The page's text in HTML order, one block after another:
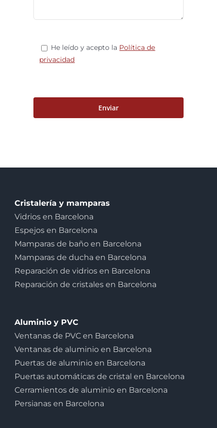
He leído y acepto la Política de
privacidad
Cristalería y mamparas
Vidrios en Barcelona
Espejos en Barcelona
Mamparas de baño en Barcelona
Mamparas de ducha en Barcelona
Reparación de vidrios en Barcelona
Reparación de cristales en Barcelona
Aluminio y PVC
Ventanas de PVC en Barcelona
Ventanas de aluminio en Barcelona
Puertas de aluminio en Barcelona
Puertas automáticas de cristal en Barcelona
Cerramientos de aluminio en Barcelona
Persianas en Barcelona